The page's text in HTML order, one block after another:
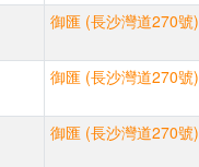
御匯 (長沙灣道270號)
御匯 (長沙灣道270號)
御匯 (長沙灣道270號)